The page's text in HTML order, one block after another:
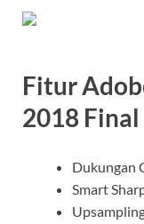
Fitur
2018 Final
Dukungan
Smart